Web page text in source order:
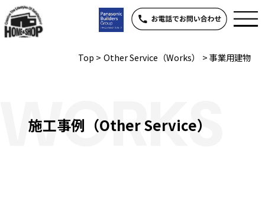
Top > Other Service（Works） >事業用建物
WORKS
施工事例（Other Service）